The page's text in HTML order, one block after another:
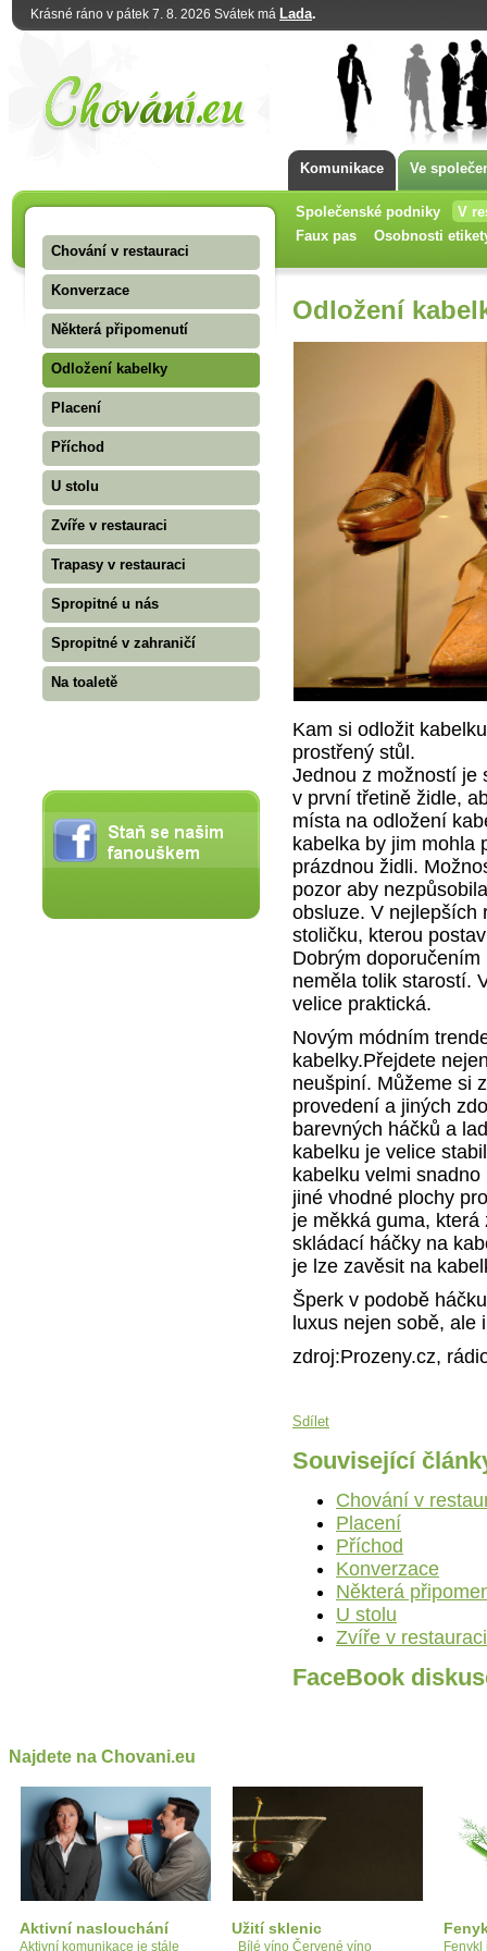
Krásné ráno v pátek 7. 8. 2026 Svátek má Lada.
Komunikace Ve
Společenské podniky
V
Faux pas
Osobnosti
Chování v restauraci
Konverzace
Některá připomenutí
Odložení kabelky
Placení
Příchod
U stolu
Zvíře v restauraci
Trapasy v restauraci
Spropitné u nás
Spropitné v zahraničí
Na toaletě
Odložení
Kam si odložit
prostřený stůl.
Jednou z možností je
v první třetině židle,
místa na odložení
kabelka by jim mohla
prázdnou židli.
pozor aby
obsluze. V nejlepších
stoličku, kterou
Dobrým
neměla tolik starostí.
velice praktická.
Novým módním
kabelky.Přejdete
neušpiní. Můžeme si
provedení a jiných
barevných háčků a
kabelku je velice
kabelku velmi
jiné vhodné plochy
je měkká guma,
skládací háčky na
je lze zavěsit na
Šperk v podobě
luxus nejen sobě, ale
zdroj:Prozeny.cz,
Sdílet
Související
Chování v
Placení
Příchod
Konverzace
Některá
U stolu
Zvíře v restauraci
FaceBook
Najdete na Chovani.eu
Aktivní naslouchání
Aktivní komunikace je stále
Užití sklenic
Bílé víno Červené víno Fenykl